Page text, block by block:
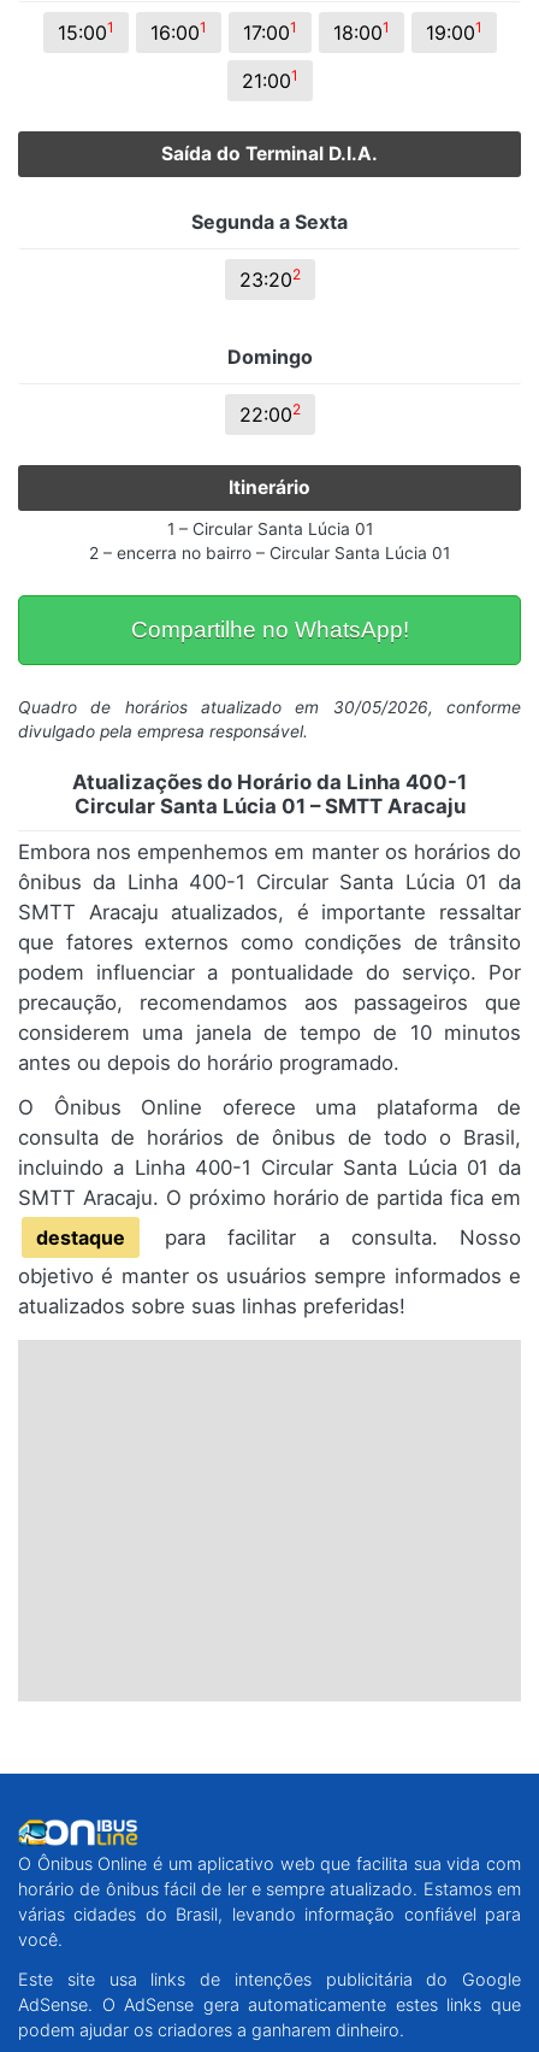
15:001 16:001 17:001 18:001 19:001
21:001
Saída do Terminal D.I.A.
Segunda a Sexta
23:202
Domingo
22:002
Itinerário
1 – Circular Santa Lúcia 01
2 – encerra no bairro – Circular Santa Lúcia 01
Compartilhe no WhatsApp!
Quadro de horários atualizado em 30/05/2026, conforme
divulgado pela empresa responsável.
Atualizações do Horário da Linha 400-1
Circular Santa Lúcia 01 – SMTT Aracaju
Embora nos empenhemos em manter os horários do
ônibus da Linha 400-1 Circular Santa Lúcia 01 da
SMTT Aracaju atualizados, é importante ressaltar
que fatores externos como condições de trânsito
podem influenciar a pontualidade do serviço. Por
precaução, recomendamos aos passageiros que
considerem uma janela de tempo de 10 minutos
antes ou depois do horário programado.
O Ônibus Online oferece uma plataforma de
consulta de horários de ônibus de todo o Brasil,
incluindo a Linha 400-1 Circular Santa Lúcia 01 da
SMTT Aracaju. O próximo horário de partida fica em
destaque
para facilitar a consulta. Nosso
objetivo é manter os usuários sempre informados e
atualizados sobre suas linhas preferidas!
O Ônibus Online é um aplicativo web que facilita sua vida com
horário de ônibus fácil de ler e sempre atualizado. Estamos em
várias cidades do Brasil, levando informação confiável para
você.
Este site usa links de intenções publicitária do Google
AdSense. O AdSense gera automaticamente estes links que
podem ajudar os criadores a ganharem dinheiro.